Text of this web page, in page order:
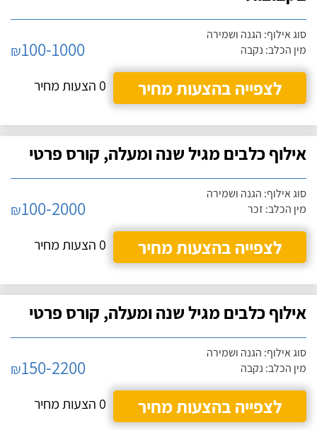
סוג אילוף: הגנה ושמירה
מין הכלב: נקבה
₪100-1000
לצפייה בהצעות מחיר
0 הצעות מחיר
אילוף כלבים מגיל שנה ומעלה, קורס פרטי
סוג אילוף: הגנה ושמירה
מין הכלב: זכר
₪100-2000
לצפייה בהצעות מחיר
0 הצעות מחיר
אילוף כלבים מגיל שנה ומעלה, קורס פרטי
סוג אילוף: הגנה ושמירה
מין הכלב: נקבה
₪150-2200
לצפייה בהצעות מחיר
0 הצעות מחיר